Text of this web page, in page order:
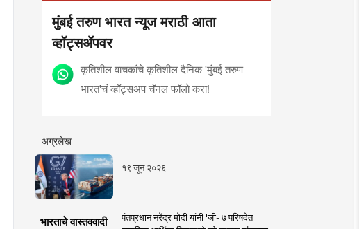
मुंबई तरुण भारत न्यूज मराठी आता
व्हॉट्सॲपवर
कृतिशील वाचकांचे कृतिशील दैनिक 'मुंबई तरुण
भारत'चं व्हॉट्सअप चॅनल फॉलो करा!
अग्रलेख
१९ जून २०२६
भारताचे वास्तववादी
पंतप्रधान नरेंद्र मोदी यांनी 'जी- ७ परिषदेत